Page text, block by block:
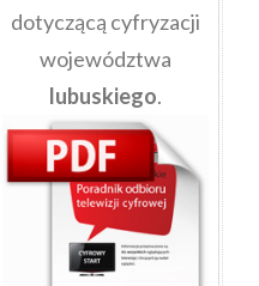
dotyczącą cyfryzacji
województwa
lubuskiego.